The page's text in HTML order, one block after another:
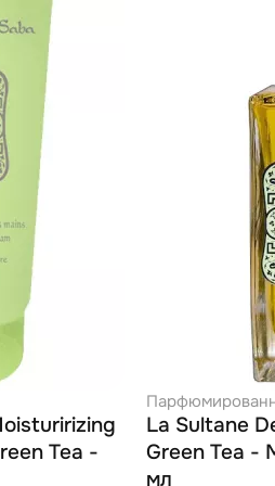
Tea -
La Sultane
Green Tea -
мл